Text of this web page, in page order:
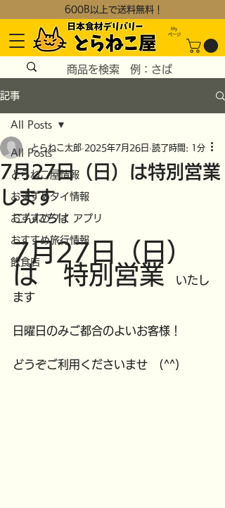
600B以上で送料無料！
My
​ページ
記事
All Posts
とらねこ屋情報
おすすめタイ情報
おすすめタイ アプリ
おすすめ旅行情報
飲食店
All Posts
7月27日（日）は特別営業
します
とらねこ太郎 2025年7月26日 読了時間: 1分
こんにちは
7月27日（日）
は　特別営業 いたし
ます
日曜日のみご都合のよいお客様！
どうぞご利用くださいませ　(^^)